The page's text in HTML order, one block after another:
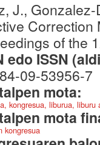
J.,
of the
edo ISSN
09-53956-7
mota:
kongresua, liburua,
mota
kongresua